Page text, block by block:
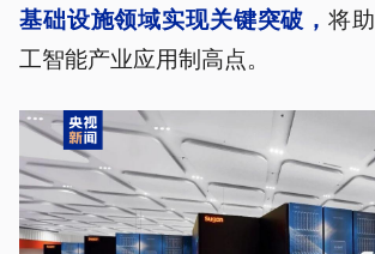
基础设施领域实现关键突破，将
工智能产业应用制高点。